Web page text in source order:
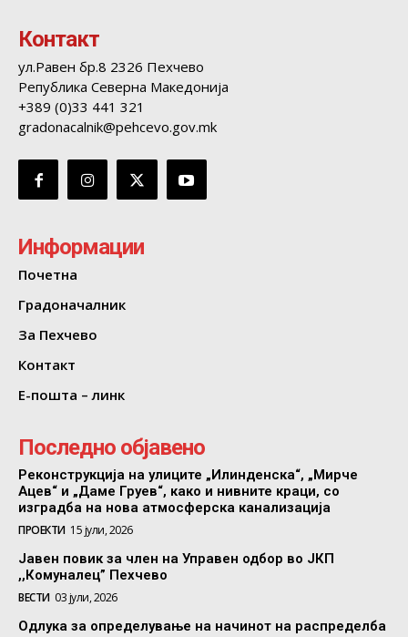
Контакт
ул.Равен бр.8 2326 Пехчево
Република Северна Македонија
+389 (0)33 441 321
gradonacalnik@pehcevo.gov.mk
Информации
Почетна
Градоначалник
За Пехчево
Контакт
Е-пошта – линк
Последно објавено
Реконструкција на улиците „Илинденска“, „Мирче
Ацев“ и „Даме Груев“, како и нивните краци, со
изградба на нова атмосферска канализација
ПРОЕКТИ 15 јули, 2026
Јавен повик за член на Управен одбор во ЈКП
,,Комуналец” Пехчево
ВЕСТИ 03 јули, 2026
Одлука за определување на начинот на распределба